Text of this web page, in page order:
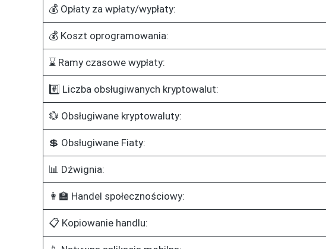
💰 Opłaty za wpłaty/wypłaty:
💰 Koszt oprogramowania:
⌛ Ramy czasowe wypłaty:
#️⃣ Liczba obsługiwanych kryptowalut:
💱 Obsługiwane kryptowaluty:
💲 Obsługiwane Fiaty:
📊 Dźwignia:
👩‍🏫 Handel społecznościowy:
📋 Kopiowanie handlu: